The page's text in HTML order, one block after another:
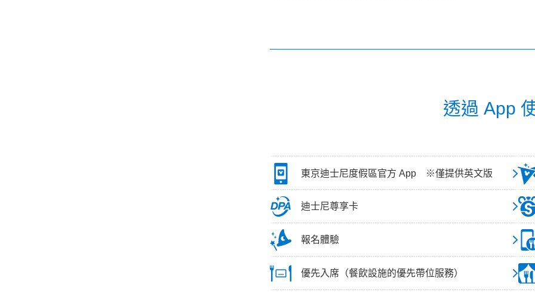
透過 App
東京迪士尼度假區官方 App ※僅提供英文版
迪士尼尊享卡
報名體驗
優先入席（餐飲設施的優先帶位服務）